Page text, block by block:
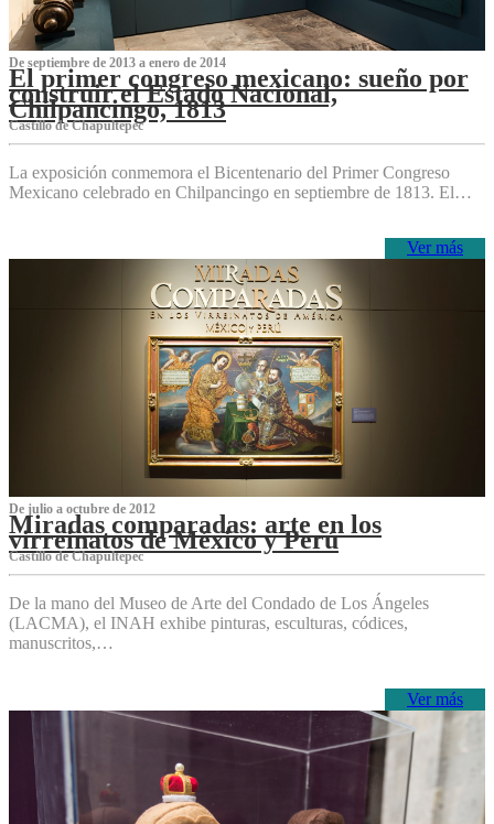
De septiembre de 2013 a enero de 2014
El primer congreso mexicano: sueño por
construir el Estado Nacional,
Chilpancingo, 1813
Castillo de Chapultepec
La exposición conmemora el Bicentenario del Primer Congreso
Mexicano celebrado en Chilpancingo en septiembre de 1813. El…
Ver más
De julio a octubre de 2012
Miradas comparadas: arte en los
virreinatos de México y Perú
Castillo de Chapultepec
De la mano del Museo de Arte del Condado de Los Ángeles
(LACMA), el INAH exhibe pinturas, esculturas, códices,
manuscritos,…
Ver más